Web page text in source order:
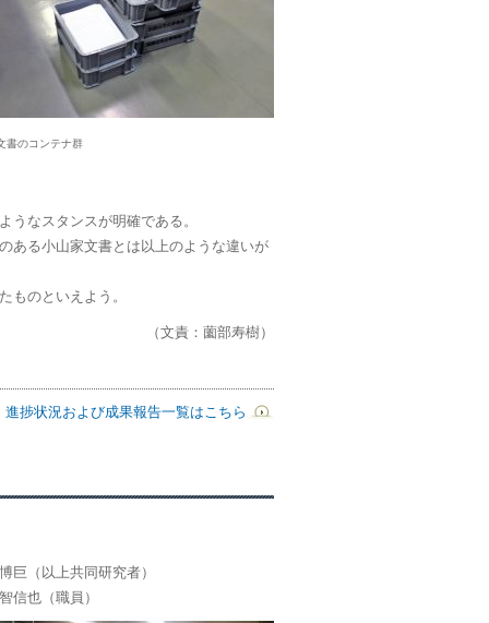
書のコンテナ群
うなスタンスが明確である。
る小山家文書とは以上のような違いが
のといえよう。
（文責：薗部寿樹）
進捗状況および成果報告一覧はこちら
巨（以上共同研究者）
信也（職員）